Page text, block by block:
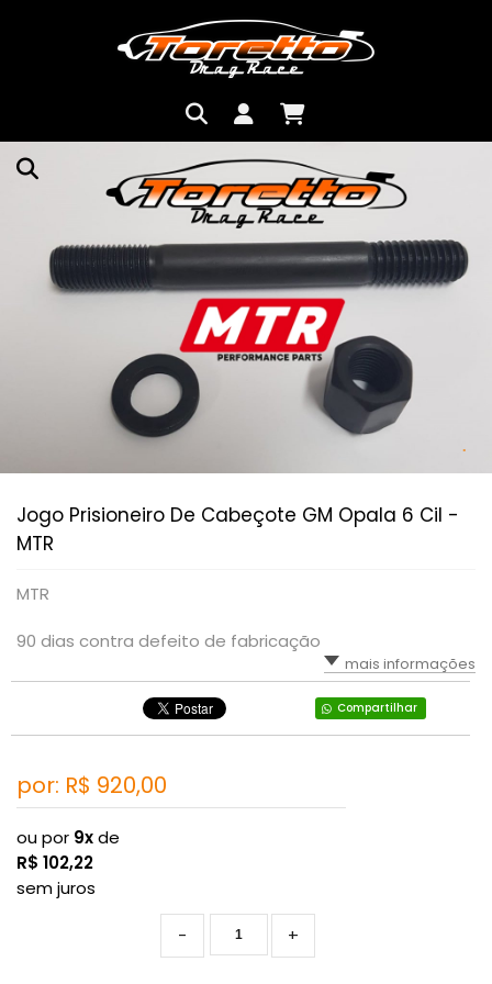
Jogo Prisioneiro De Cabeçote GM Opala 6 Cil -
MTR
MTR
90 dias contra defeito de fabricação
mais informações
Compartilhar
por: R$ 920,00
ou por 9xde
R$ 102,22
sem juros
+
-